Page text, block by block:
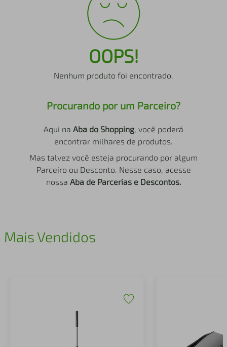
OOPS!
Nenhum produto foi encontrado.
Procurando por um Parceiro?
Aqui na Aba do Shopping, você poderá
encontrar milhares de produtos.
Mas talvez você esteja procurando por algum
Parceiro ou Desconto. Nesse caso, acesse
nossa Aba de Parcerias e Descontos.
Mais Vendidos
iphone